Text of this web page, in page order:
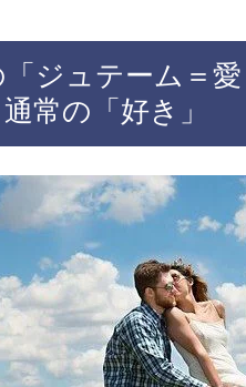
ジュテーム＝
常の「好き」